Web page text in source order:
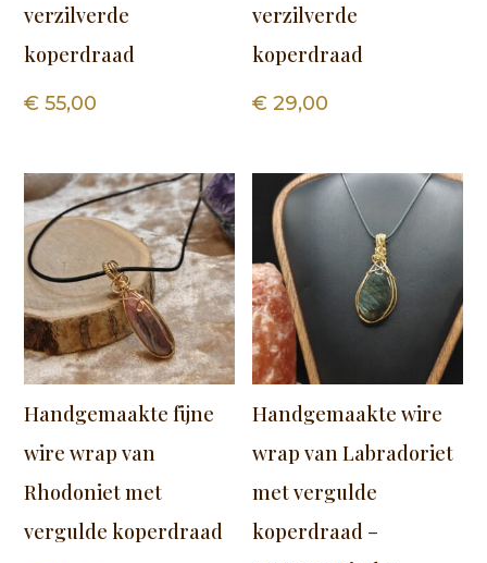
verzilverde
koperdraad
€ 55,00
verzilverde
koperdraad
€ 29,00
Handgemaakte fijne
wire wrap van
Rhodoniet met
vergulde koperdraad
Handgemaakte wire
wrap van Labradoriet
met vergulde
koperdraad –